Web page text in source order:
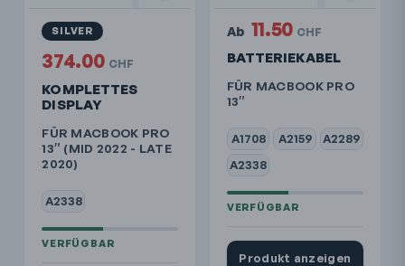
KOMPLETTES
DISPLAY
FÜR MACBOOK PRO
13″ (MID 2022 - LATE
2020)
A2338
SILVER
374.00 CHF BATTERIEKABEL
FÜR MACBOOK PRO
13″
A1708 A2159
A2289
A2338
Ab 11.50 CHF
Produkt anzeigen